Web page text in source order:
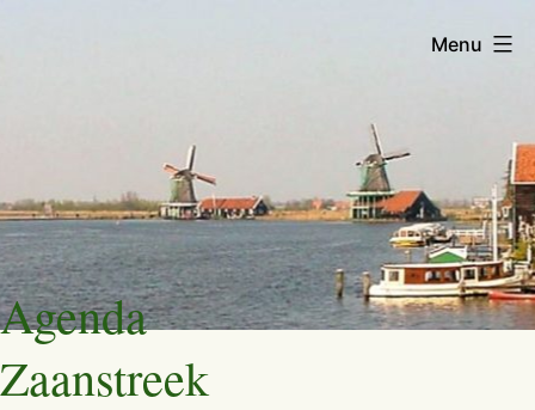
Ga
naar
de
inhoud
Agenda
Zaanstreek
Menu